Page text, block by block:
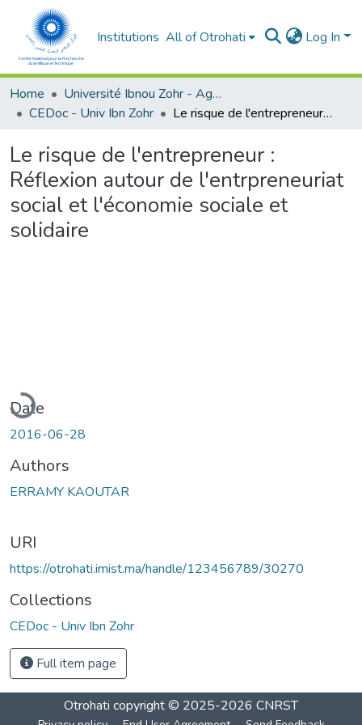
Institutions All of Otrohati Log In
Home
Université Ibnou Zohr - Agadir
CEDoc - Univ Ibn Zohr
Le risque de l'entrepreneur : Réflexion autour de l'entrpreneuriat social et l'économie sociale et solidaire
Le risque de l'entrepreneur :
Réflexion autour de l'entrpreneuriat
social et l'économie sociale et
solidaire
Date
2016-06-28
Authors
ERRAMY KAOUTAR
URI
https://otrohati.imist.ma/handle/123456789/30270
Collections
CEDoc - Univ Ibn Zohr
Full item page
Otrohati copyright © 2025-2026 CNRST